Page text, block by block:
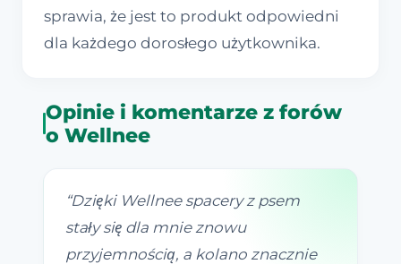
sprawia, że jest to produkt odpowiedni
dla każdego dorosłego użytkownika.
Opinie i komentarze z forów
o Wellnee
“Dzięki Wellnee spacery z psem
stały się dla mnie znowu
przyjemnością, a kolano znacznie